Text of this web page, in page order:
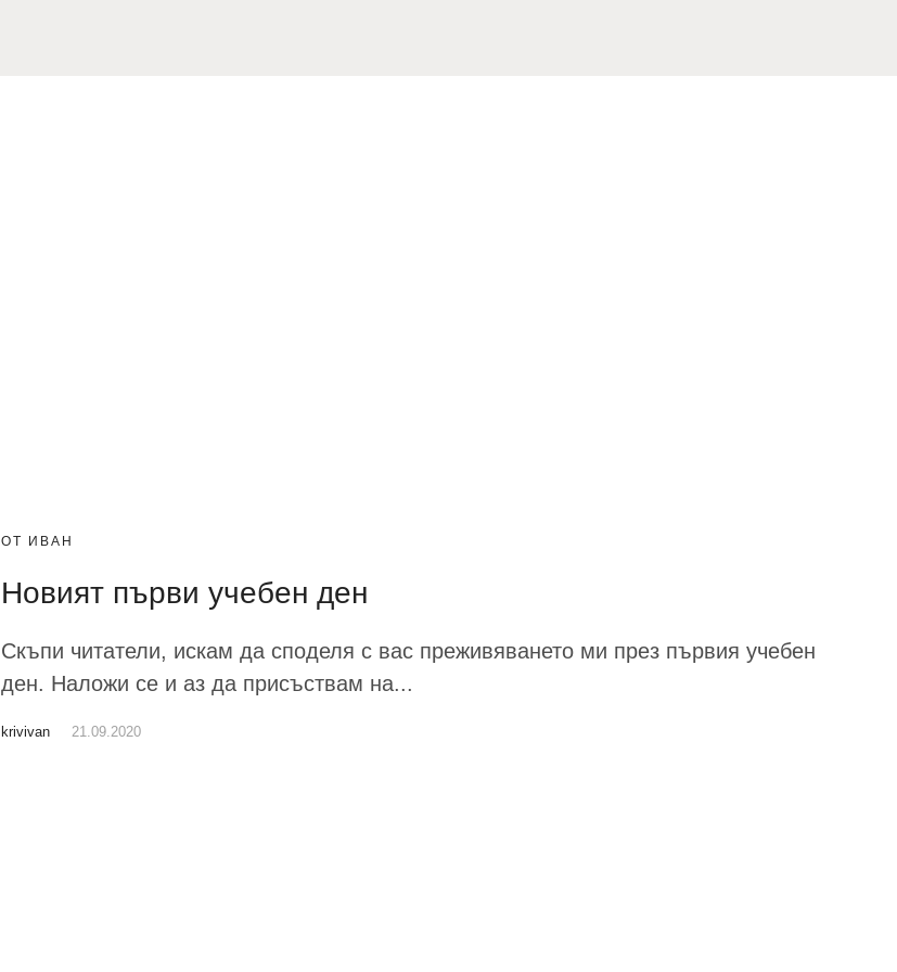
ОТ ИВАН
Новият първи учебен ден
Скъпи читатели, искам да споделя с вас преживяването ми през първия учебен
ден. Наложи се и аз да присъствам на...
krivivan 21.09.2020